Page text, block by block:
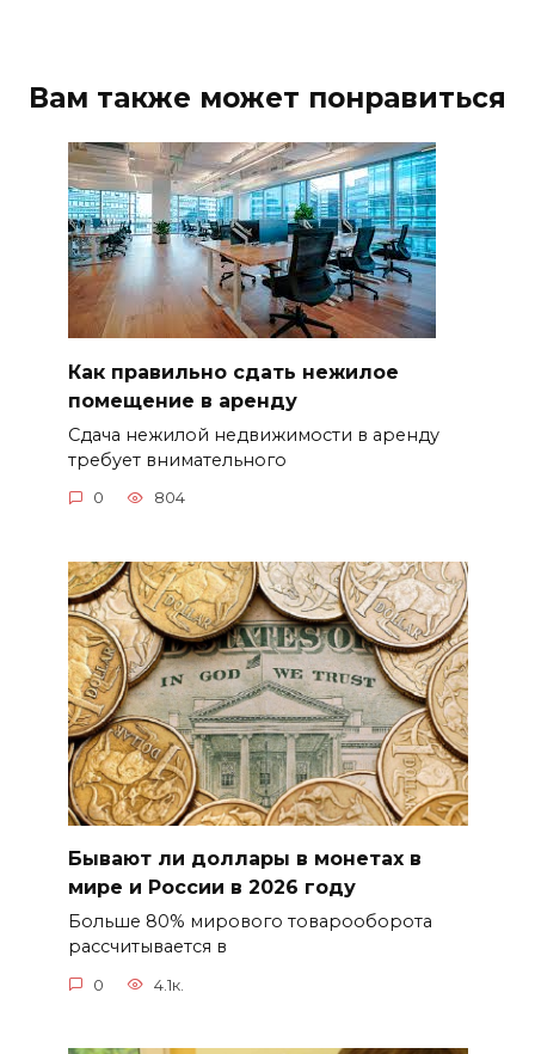
Вам также может понравиться
Как правильно сдать нежилое
помещение в аренду
Сдача нежилой недвижимости в аренду
требует внимательного
0 804
Бывают ли доллары в монетах в
мире и России в 2026 году
Больше 80% мирового товарооборота
рассчитывается в
0 4.1к.